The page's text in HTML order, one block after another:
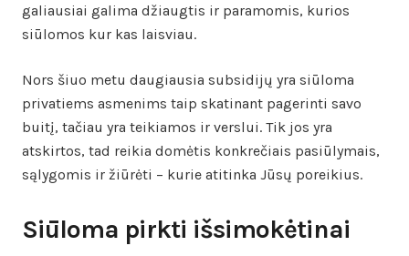
galiausiai galima džiaugtis ir paramomis, kurios
siūlomos kur kas laisviau.
Nors šiuo metu daugiausia subsidijų yra siūloma
privatiems asmenims taip skatinant pagerinti savo
buitį, tačiau yra teikiamos ir verslui. Tik jos yra
atskirtos, tad reikia domėtis konkrečiais pasiūlymais,
sąlygomis ir žiūrėti – kurie atitinka Jūsų poreikius.
Siūloma pirkti išsimokėtinai